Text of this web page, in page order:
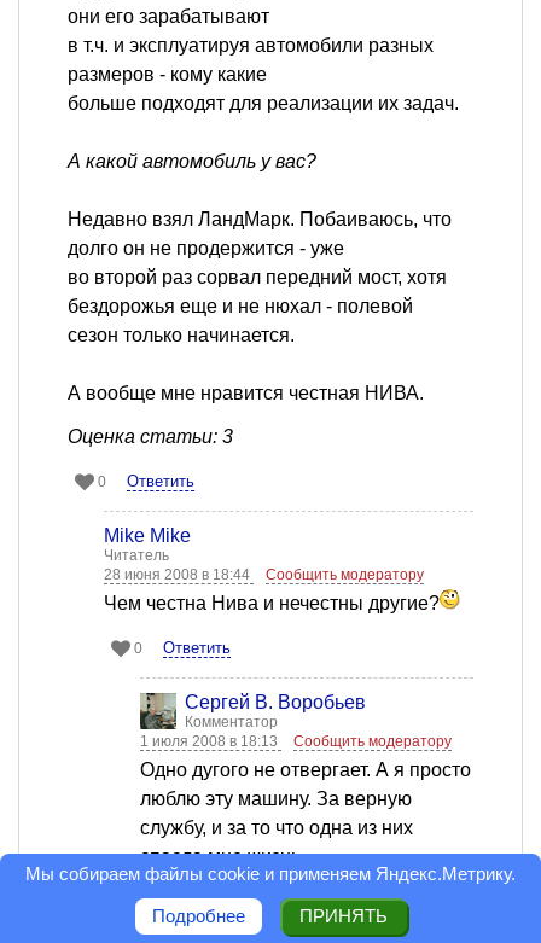
они его зарабатывают
в т.ч. и эксплуатируя автомобили разных
размеров - кому какие
больше подходят для реализации их задач.
А какой автомобиль у вас?
Недавно взял ЛандМарк. Побаиваюсь, что
долго он не продержится - уже
во второй раз сорвал передний мост, хотя
бездорожья еще и не нюхал - полевой
сезон только начинается.
А вообще мне нравится честная НИВА.
Оценка статьи: 3
0 Ответить
Mike Mike
Читатель
28 июня 2008 в 18:44
Сообщить модератору
Чем честна Нива и нечестны другие?
0 Ответить
Сергей В. Воробьев
Комментатор
1 июля 2008 в 18:13
Сообщить модератору
Одно дугого не отвергает. А я просто
люблю эту машину. За верную
службу, и за то что одна из них
спасла мне жизнь.
Оценка статьи: 3
Мы собираем файлы cookie и применяем Яндекс.Метрику.
Подробнее ПРИНЯТЬ